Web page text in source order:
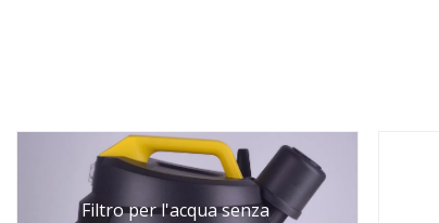
Filtro per l'acqua senza